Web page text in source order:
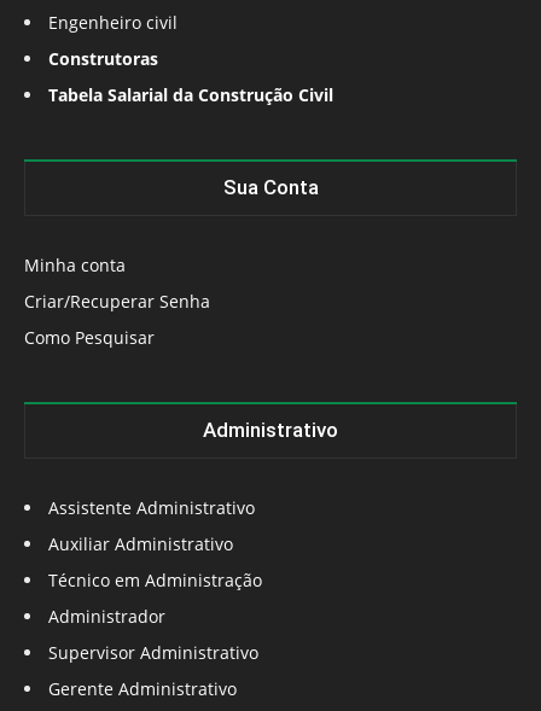
Engenheiro civil
Construtoras
Tabela Salarial da Construção Civil
Sua Conta
Minha conta
Criar/Recuperar Senha
Como Pesquisar
Administrativo
Assistente Administrativo
Auxiliar Administrativo
Técnico em Administração
Administrador
Supervisor Administrativo
Gerente Administrativo